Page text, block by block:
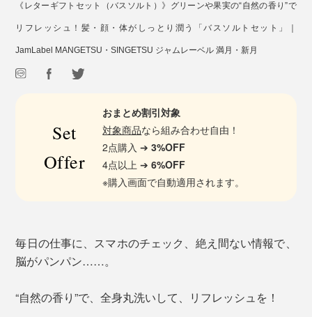
《レターギフトセット（バスソルト）》グリーンや果実の“自然の香り”で
リフレッシュ！髪・顔・体がしっとり潤う「バスソルトセット」｜
JamLabel MANGETSU・SINGETSU ジャムレーベル 満月・新月
Set
Offer
おまとめ割引対象
対象商品なら組み合わせ自由！
2点購入 ➔3%OFF
4点以上 ➔6%OFF
※購入画面で自動適用されます。
毎日の仕事に、スマホのチェック、絶え間ない情報で、
脳がパンパン……。
“自然の香り”で、全身丸洗いして、リフレッシュを！